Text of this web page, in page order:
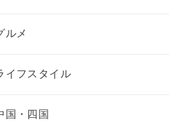
ルメ
イフスタイル
国・四国